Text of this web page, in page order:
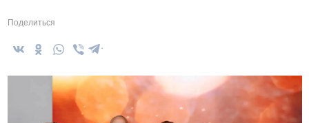
Поделиться